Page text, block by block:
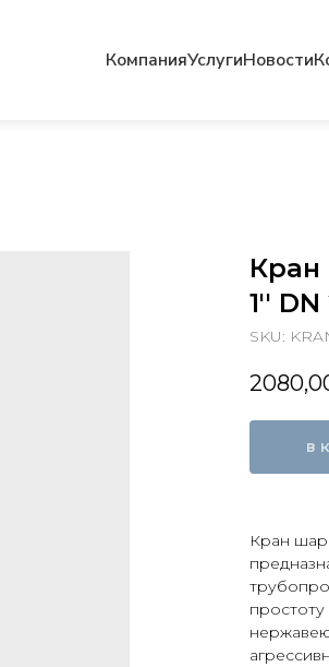
КомпанияУслугиНовости
1''
SKU:
в
Кран
простоту